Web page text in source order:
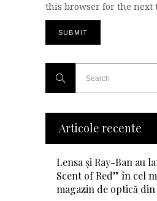
this browser for the next
Articole recente
Lensa și Ray-Ban au
Scent of Red” în cel
magazin de optică